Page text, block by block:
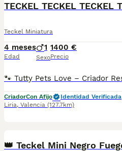
Teckel Miniatura
4 meses
Edad
1
Sexo
1400 €
Precio
CriadorCon Afijo
Identidad Verificada
Liria, Valencia (127.7km)